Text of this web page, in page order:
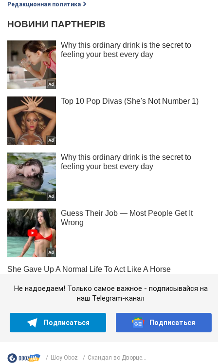
Редакционная политика
Не надоедаем! Только самое важное - подписывайся на
наш Telegram-канал
Подписаться Подписаться
Шоу Oboz Скандал во Дворце...